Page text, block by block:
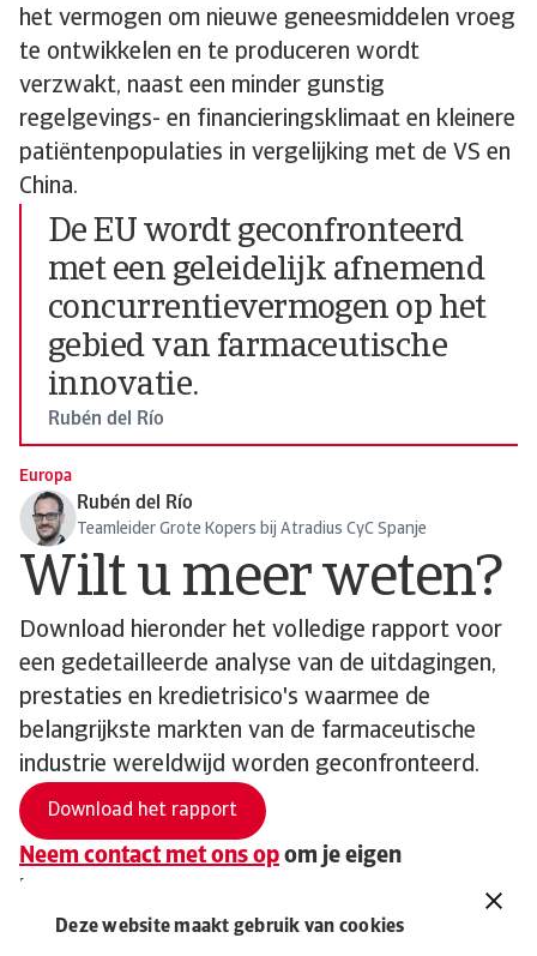
Deze website maakt gebruik van cookies
het vermogen om nieuwe geneesmiddelen vroeg
te ontwikkelen en te produceren wordt
verzwakt, naast een minder gunstig
regelgevings- en financieringsklimaat en kleinere
patiëntenpopulaties in vergelijking met de VS en
China.
De EU wordt geconfronteerd
met een geleidelijk afnemend
concurrentievermogen op het
gebied van farmaceutische
innovatie.
Rubén del Río
Europa
Rubén del Río
Teamleider Grote Kopers bij Atradius CyC Spanje
Wilt u meer weten?
Download hieronder het volledige rapport voor
een gedetailleerde analyse van de uitdagingen,
prestaties en kredietrisico's waarmee de
belangrijkste markten van de farmaceutische
industrie wereldwijd worden geconfronteerd.
Download het rapport
Neem contact met ons op om je eigen
ontdekken hoe wij jou kunnen helpen om